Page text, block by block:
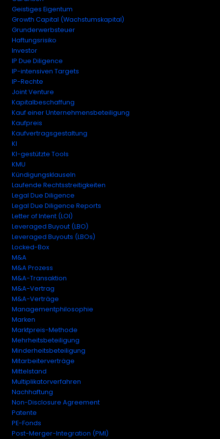
Geistiges Eigentum
Growth Capital (Wachstumskapital)
Grunderwerbsteuer
Haftungsrisiko
Investor
IP Due Diligence
IP-intensiven Targets
IP-Rechte
Joint Venture
Kapitalbeschaffung
Kauf einer Unternehmensbeteiligung
Kaufpreis
Kaufvertragsgestaltung
KI
KI-gestützte Tools
KMU
Kündigungsklauseln
Laufende Rechtsstreitigkeiten
Legal Due Diligence
Legal Due Diligence Reports
Letter of Intent (LOI)
Leveraged Buyout (LBO)
Leveraged Buyouts (LBOs)
Locked-Box
M&A
M&A Prozess
M&A-Transaktion
M&A-Vertrag
M&A-Verträge
Managementphilosophie
Marken
Marktpreis-Methode
Mehrheitsbeteiligung
Minderheitsbeteiligung
Mitarbeiterverträge
Mittelstand
Multiplikatorverfahren
Nachhaftung
Non-Disclosure Agreement
Patente
PE-Fonds
Post-Merger-Integration (PMI)